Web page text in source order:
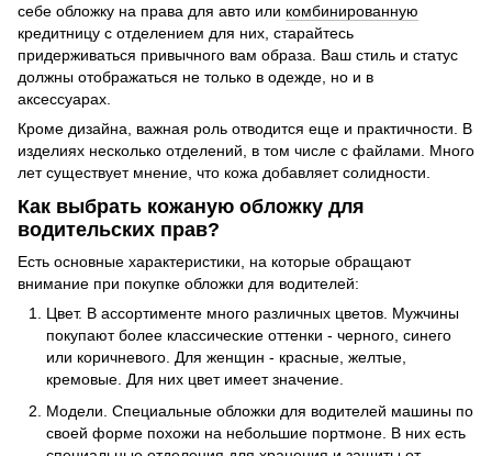
себе обложку на права для авто или комбинированную
кредитницу с отделением для них, старайтесь
придерживаться привычного вам образа. Ваш стиль и статус
должны отображаться не только в одежде, но и в
аксессуарах.
Кроме дизайна, важная роль отводится еще и практичности. В
изделиях несколько отделений, в том числе с файлами. Много
лет существует мнение, что кожа добавляет солидности.
Как выбрать кожаную обложку для
водительских прав?
Есть основные характеристики, на которые обращают
внимание при покупке обложки для водителей:
Цвет. В ассортименте много различных цветов. Мужчины
покупают более классические оттенки - черного, синего
или коричневого. Для женщин - красные, желтые,
кремовые. Для них цвет имеет значение.
Модели. Специальные обложки для водителей машины по
своей форме похожи на небольшие портмоне. В них есть